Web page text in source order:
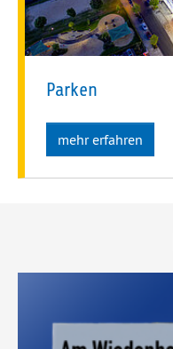
Parken
mehr erfahren